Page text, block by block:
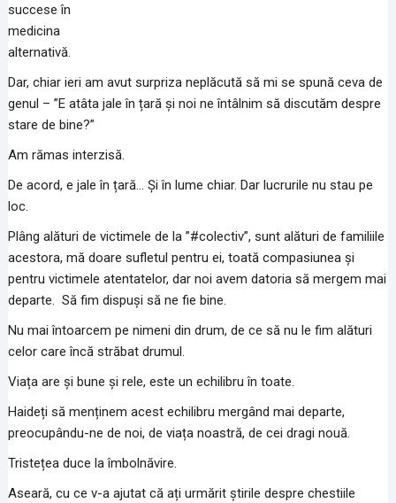
succese în
medicina
alternativă.
Dar, chiar ieri am avut surpriza neplăcută să mi se spună ceva de
genul – ”E atâta jale în țară și noi ne întâlnim să discutăm despre
stare de bine?”
Am rămas interzisă.
De acord, e jale în țară… Și în lume chiar. Dar lucrurile nu stau pe
loc.
Plâng alături de victimele de la ”#colectiv”, sunt alături de familiile
acestora, mă doare sufletul pentru ei, toată compasiunea și
pentru victimele atentatelor, dar noi avem datoria să mergem mai
departe. Să fim dispuși să ne fie bine.
Nu mai întoarcem pe nimeni din drum, de ce să nu le fim alături
celor care încă străbat drumul.
Viața are și bune și rele, este un echilibru în toate.
Haideți să menținem acest echilibru mergând mai departe,
preocupându-ne de noi, de viața noastră, de cei dragi nouă.
Tristețea duce la îmbolnăvire.
Aseară, cu ce v-a ajutat că ați urmărit știrile despre chestiile